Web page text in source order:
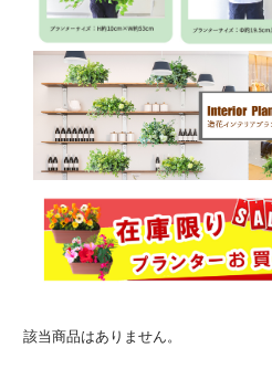
該当商品はありません。